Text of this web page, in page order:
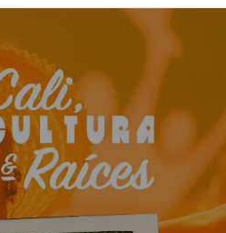
boletín
los temas de